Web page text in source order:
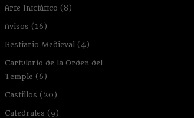
Arte Iniciático (8)
Avisos (16)
Bestiario Medieval (4)
Cartulario de la Orden del
Temple (6)
Castillos (20)
Catedrales (9)